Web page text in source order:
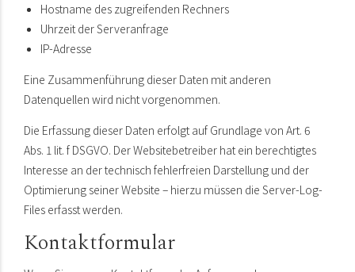
Hostname des zugreifenden Rechners
Uhrzeit der Serveranfrage
IP-Adresse
Eine Zusammenführung dieser Daten mit anderen
Datenquellen wird nicht vorgenommen.
Die Erfassung dieser Daten erfolgt auf Grundlage von Art. 6
Abs. 1 lit. f DSGVO. Der Websitebetreiber hat ein berechtigtes
Interesse an der technisch fehlerfreien Darstellung und der
Optimierung seiner Website – hierzu müssen die Server-Log-
Files erfasst werden.
Kontaktformular